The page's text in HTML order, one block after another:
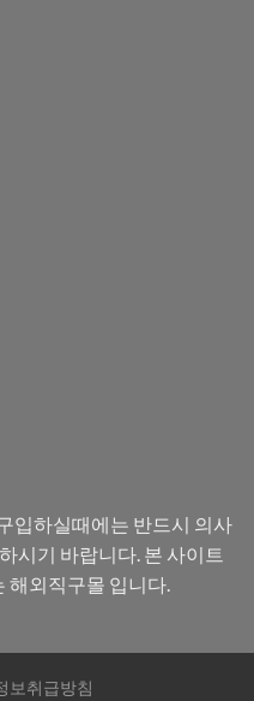
입하실때에는 반드시 의사
시기 바랍니다. 본 사이트
해외직구몰 입니다.
보취급방침